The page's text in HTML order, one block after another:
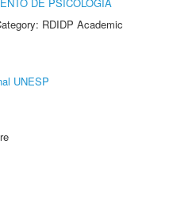
RDIDP Academic
UNESP